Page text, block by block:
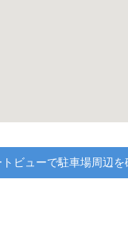
ビューで駐車場周辺を